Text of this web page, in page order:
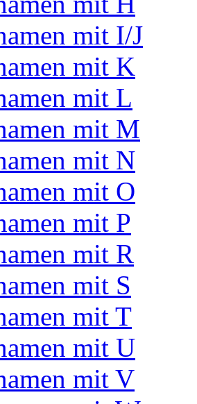
mit I/J
mit K
mit L
mit M
mit N
mit O
mit P
mit R
mit S
mit T
mit U
mit V